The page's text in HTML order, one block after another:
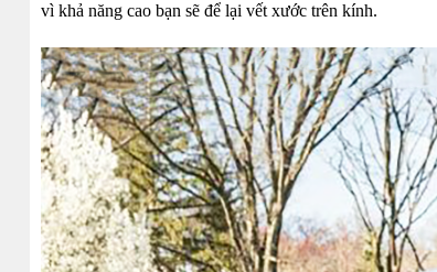
vì khả năng cao bạn sẽ để lại vết xước trên kính.